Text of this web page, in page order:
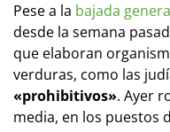
Pese a la bajada
desde la semana
que elaboran
verduras, como las
«prohibitivos». Ayer
media, en los puestos